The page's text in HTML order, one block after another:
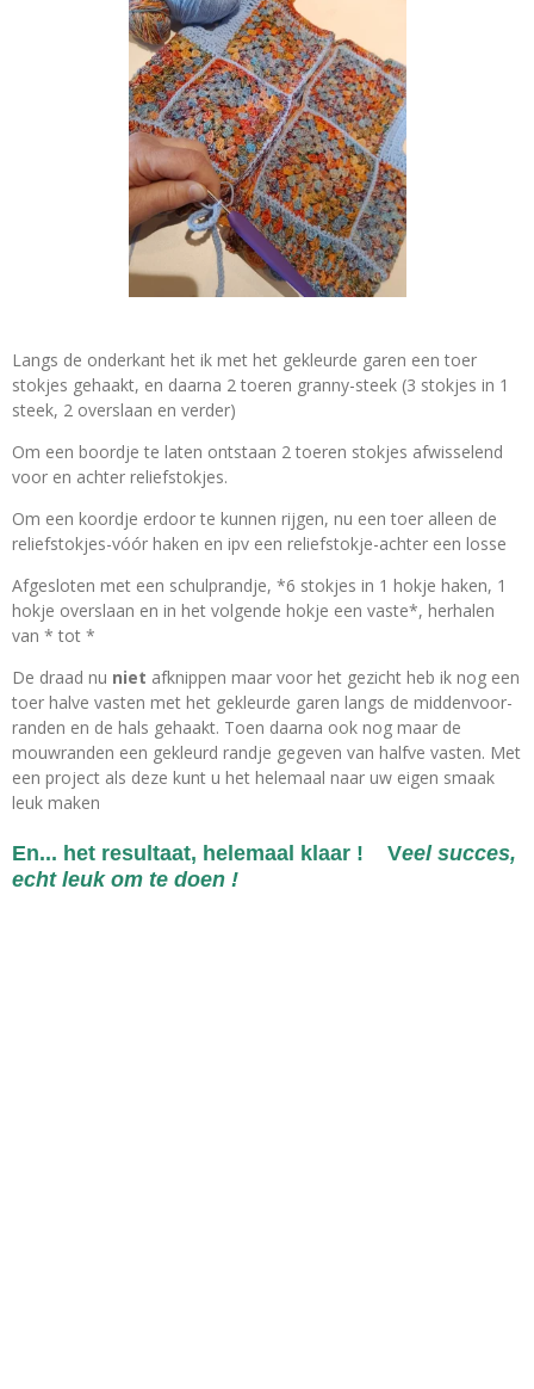
Langs de onderkant het ik met het gekleurde garen een toer
stokjes gehaakt, en daarna 2 toeren granny-steek (3 stokjes in 1
steek, 2 overslaan en verder)
Om een boordje te laten ontstaan 2 toeren stokjes afwisselend
voor en achter reliefstokjes.
Om een koordje erdoor te kunnen rijgen, nu een toer alleen de
reliefstokjes-vóór haken en ipv een reliefstokje-achter een losse
Afgesloten met een schulprandje, *6 stokjes in 1 hokje haken, 1
hokje overslaan en in het volgende hokje een vaste*, herhalen
van * tot *
De draad nu niet afknippen maar voor het gezicht heb ik nog een
toer halve vasten met het gekleurde garen langs de middenvoor-
randen en de hals gehaakt. Toen daarna ook nog maar de
mouwranden een gekleurd randje gegeven van halfve vasten. Met
een project als deze kunt u het helemaal naar uw eigen smaak
leuk maken
En... het resultaat, helemaal klaar ! Veel succes,
echt leuk om te doen !